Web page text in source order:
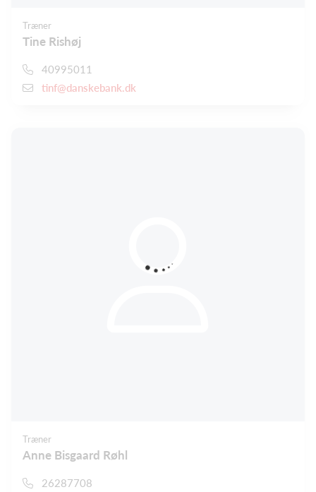
Træner
Tine Rishøj
40995011
tinf@danskebank.dk
Træner
Anne Bisgaard Røhl
26287708